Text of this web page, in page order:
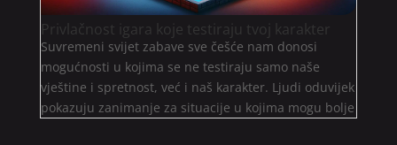
Privlačnost igara koje testiraju tvoj karakter
Suvremeni svijet zabave sve češće nam donosi
mogućnosti u kojima se ne testiraju samo naše
vještine i spretnost, već i naš karakter. Ljudi oduvijek
pokazuju zanimanje za situacije u kojima mogu bolje